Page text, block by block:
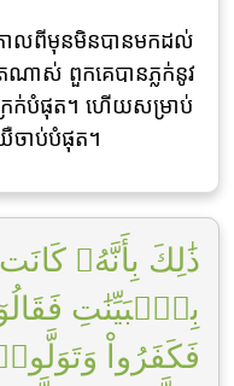
ាលពីមុនមិនបានមកដល់
ណាស់ ពួកគេបានភ្លក់នូវ
ក់បំផុត។ ហើយសម្រាប់
ចាប់បំផុត។
ذَٰلِكَ بِأَنَّهُۥ
بِٱلۡبَيِّنَٰتِ
فَكَفَرُواْ